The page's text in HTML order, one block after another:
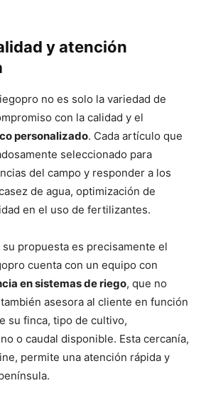
y atención
no es solo la variedad de
con la calidad y el
personalizado. Cada artículo que
seleccionado para
del campo y responder a los
de agua, optimización de
en el uso de fertilizantes.
propuesta es precisamente el
cuenta con un equipo con
en sistemas de riego, que no
asesora al cliente en función
su finca, tipo de cultivo,
o caudal disponible. Esta cercanía,
permite una atención rápida y